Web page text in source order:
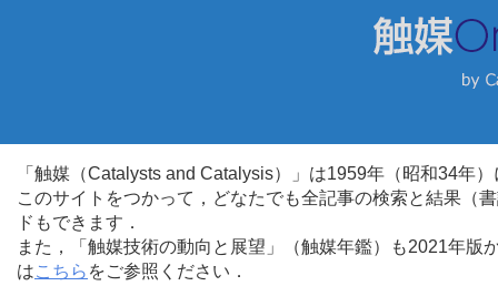
「触媒（Catalysts and Catalysis）」は1959年（昭和34年
このサイトをつかって，どなたでも全記事の検索と結果（
ドもできます．
また，「触媒技術の動向と展望」（触媒年鑑）も2021年
はこちら をご参照ください．